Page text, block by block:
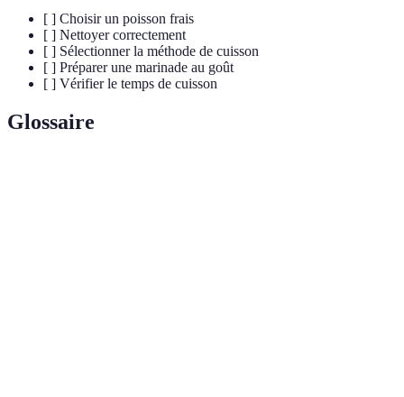
[ ] Choisir un poisson frais
[ ] Nettoyer correctement
[ ] Sélectionner la méthode de cuisson
[ ] Préparer une marinade au goût
[ ] Vérifier le temps de cuisson
Glossaire